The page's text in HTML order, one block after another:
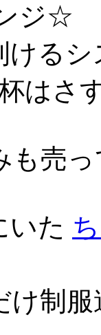
ジ☆
ける
はさ
も売
いた
け制